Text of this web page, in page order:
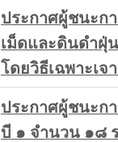
ประกาศผู้ชนะก
เม็ดและดินดำฝุ่
โดยวิธีเฉพาะเจ
ประกาศผู้ชนะก
บี ๑ จำนวน ๑๘